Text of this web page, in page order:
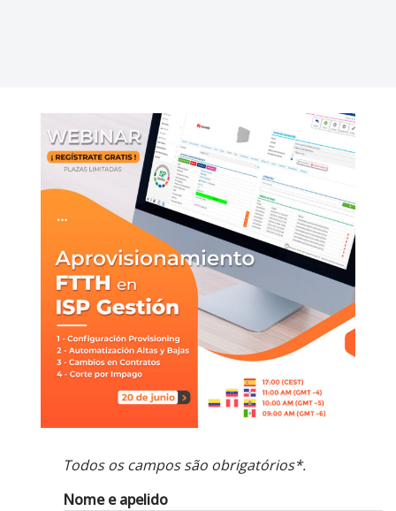
Todos os campos são obrigatórios*.
Nome e apelido